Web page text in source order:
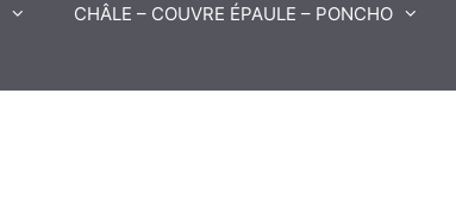
CHÂLE – COUVRE ÉPAULE – PONCHO